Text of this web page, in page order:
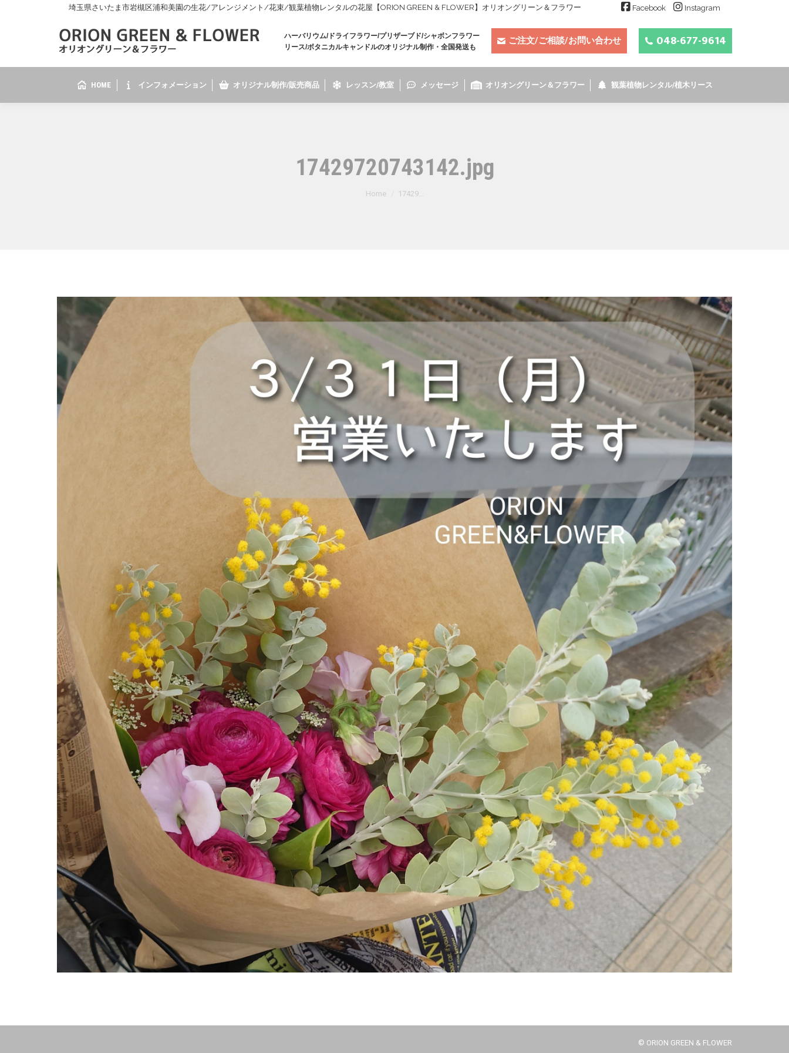
埼玉県さいたま市岩槻区浦和美園の生花/アレンジメント/花束/観葉植物レンタルの花屋【ORION GREEN & FLOWER】オリオングリーン＆フラワー Facebook Instagram
ハーバリウム/ドライフラワー/プリザーブド/シャボンフラワー
リース/ボタニカルキャンドルのオリジナル制作・全国発送も
ご注文/ご相談/お問い合わせ 048-677-9614
HOME インフォメーション オリジナル制作/販売商品 レッスン/教室 メッセージ オリオングリーン＆フラワー 観葉植物レンタル/植木リース
17429720743142.jpg
You are here:
Home 17429…
© ORION GREEN & FLOWER